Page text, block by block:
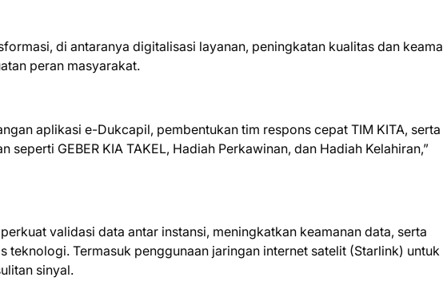
di antaranya digitalisasi layanan, peningkatan kualitas dan
peran masyarakat.
aplikasi e-Dukcapil, pembentukan tim respons cepat TIM KITA, serta
seperti GEBER KIA TAKEL, Hadiah Perkawinan, dan Hadiah Kelahiran,”
validasi data antar instansi, meningkatkan keamanan data, serta
teknologi. Termasuk penggunaan jaringan internet satelit (Starlink) untuk
sinyal.